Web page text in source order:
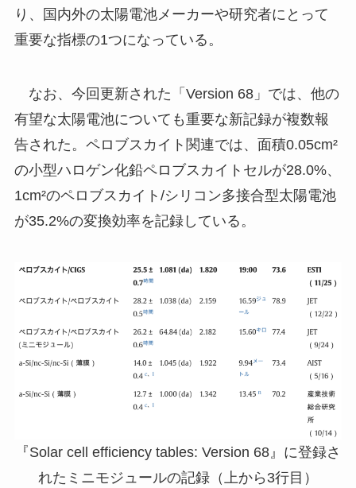
り、国内外の太陽電池メーカーや研究者にとって
重要な指標の1つになっている。
なお、今回更新された「Version 68」では、他の
有望な太陽電池についても重要な新記録が複数報
告された。ペロブスカイト関連では、面積0.05cm²
の小型ハロゲン化鉛ペロブスカイトセルが28.0%、
1cm²のペロブスカイト/シリコン多接合型太陽電池
が35.2%の変換効率を記録している。
『Solar cell efficiency tables: Version 68』に登録さ
れたミニモジュールの記録（上から3行目）